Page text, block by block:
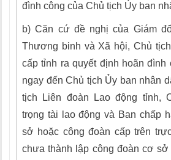
đình công của Chủ tịch Ủy ban
b)Căn cứ đề nghị của Giám
Thương binh và Xã hội, Chủ tịch
cấp tỉnh ra quyết định hoãn đình
ngay đến Chủ tịch Ủy ban nhân
tịch Liên đoàn Lao động tỉnh,
trọng tài lao động và Ban chấp
sở hoặc công đoàn cấp trên
chưa thành lập công đoàn cơ